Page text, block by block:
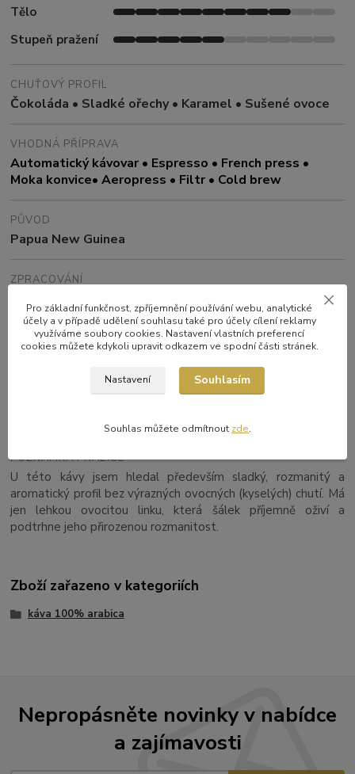
Tělo
Stupeň pražení
CHUŤOVÝ PROFIL
Čokoláda • Sladké ořechy • Karamel • Sušené ovoce
VHODNÁ PŘÍPRAVA
Automatický kávovar • Espresso • French press •
Moka konvice• Aeropress • Filtr • Cold brew
PŮVOD
Papua New Guinea
ZPRACOVÁNÍ
NADMOŘSKÁ VÝŠKA
POZNÁMKA PRAŽIČE
U této kávy jsem hledal především sladký, rozmanitý a
aromatický profil bez výrazných ovocných (kyselých) chutí. Má
jen lehkou ovocitou linku, která šálek příjemně oživí a
podtrhne jeho přirozenou rozmanitost.
Zboží zařazeno v kategoriích
káva 100% arabica
Nepropásněte novinky v nabídce
a zajímavosti
Pro základní funkčnost, zpříjemnění používání webu, analytické
účely a v případě udělení souhlasu také pro účely cílení reklamy
využíváme soubory cookies. Nastavení vlastních preferencí
cookies můžete kdykoli upravit odkazem ve spodní části stránek.
Nastavení Souhlasím
Souhlas můžete odmítnout zde.